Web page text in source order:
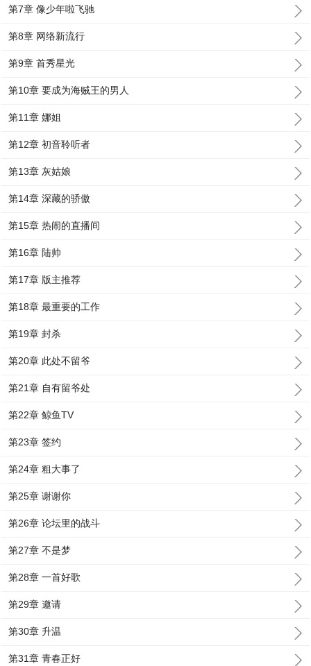
第7章 像少年啦飞驰
第8章 网络新流行
第9章 首秀星光
第10章 要成为海贼王的男人
第11章 娜姐
第12章 初音聆听者
第13章 灰姑娘
第14章 深藏的骄傲
第15章 热闹的直播间
第16章 陆帅
第17章 版主推荐
第18章 最重要的工作
第19章 封杀
第20章 此处不留爷
第21章 自有留爷处
第22章 鲸鱼TV
第23章 签约
第24章 粗大事了
第25章 谢谢你
第26章 论坛里的战斗
第27章 不是梦
第28章 一首好歌
第29章 邀请
第30章 升温
第31章 青春正好